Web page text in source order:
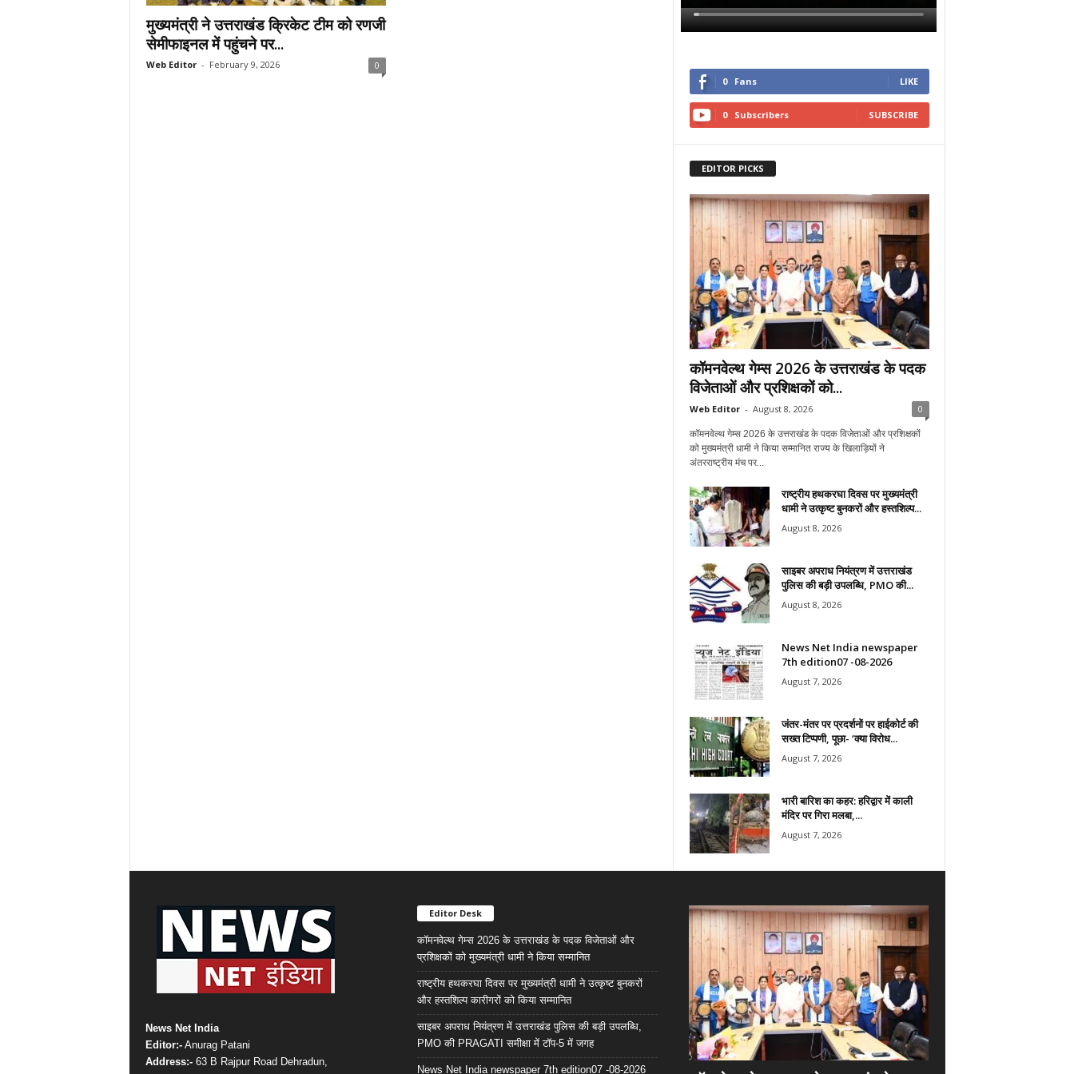
मुख्यमंत्री ने उत्तराखंड क्रिकेट टीम को रणजी
सेमीफाइनल में पहुंचने पर...
Web Editor - February 9, 2026 0
0 Fans LIKE
0 Subscribers SUBSCRIBE
EDITOR PICKS
कॉमनवेल्थ गेम्स 2026 के उत्तराखंड के पदक
विजेताओं और प्रशिक्षकों को...
Web Editor - August 8, 2026 0
कॉमनवेल्थ गेम्स 2026 के उत्तराखंड के पदक विजेताओं और प्रशिक्षकों
को मुख्यमंत्री धामी ने किया सम्मानित राज्य के खिलाड़ियों ने
अंतरराष्ट्रीय मंच पर...
राष्ट्रीय हथकरघा दिवस पर मुख्यमंत्री
धामी ने उत्कृष्ट बुनकरों और हस्तशिल्प...
August 8, 2026
साइबर अपराध नियंत्रण में उत्तराखंड
पुलिस की बड़ी उपलब्धि, PMO की...
August 8, 2026
News Net India newspaper
7th edition07 -08-2026
August 7, 2026
जंतर-मंतर पर प्रदर्शनों पर हाईकोर्ट की
सख्त टिप्पणी, पूछा- ‘क्या विरोध...
August 7, 2026
भारी बारिश का कहर: हरिद्वार में काली
मंदिर पर गिरा मलबा,...
August 7, 2026
News Net India
Editor:-Anurag Patani
Address:-63 B Rajpur Road Dehradun,
Editor Desk
कॉमनवेल्थ गेम्स 2026 के उत्तराखंड के पदक विजेताओं और
प्रशिक्षकों को मुख्यमंत्री धामी ने किया सम्मानित
राष्ट्रीय हथकरघा दिवस पर मुख्यमंत्री धामी ने उत्कृष्ट बुनकरों
और हस्तशिल्प कारीगरों को किया सम्मानित
साइबर अपराध नियंत्रण में उत्तराखंड पुलिस की बड़ी उपलब्धि,
PMO की PRAGATI समीक्षा में टॉप-5 में जगह
News Net India newspaper 7th edition07 -08-2026